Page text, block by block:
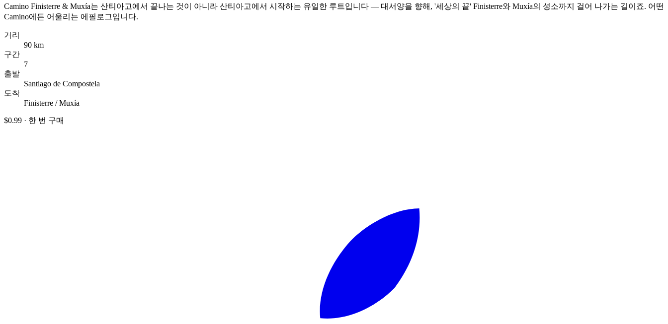
Camino Finisterre & Muxía는 산티아고에서 끝나는 것이 아니라 산티아고에서 시작하는 유일한 루트입니다 — 대서양을 향해, '세상의 끝' Finisterre와 Muxía의 성소까지 걸어 나가는 길이죠. 어떤
Camino에든 어울리는 에필로그입니다.
거리
90 km
구간
7
출발
Santiago de Compostela
도착
Finisterre / Muxía
$0.99 · 한 번 구매